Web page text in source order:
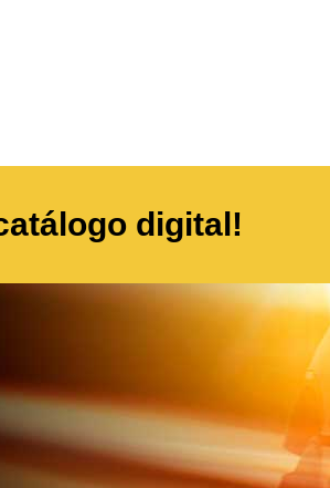
digital!